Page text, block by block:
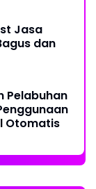
Jasa
dan
Pelabuhan
Otomatis